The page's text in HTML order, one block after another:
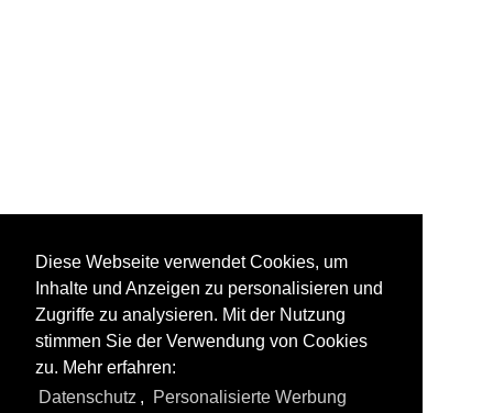
Diese Webseite verwendet Cookies, um
Inhalte und Anzeigen zu personalisieren und
Zugriffe zu analysieren. Mit der Nutzung
stimmen Sie der Verwendung von Cookies
zu. Mehr erfahren:
Datenschutz , Personalisierte Werbung